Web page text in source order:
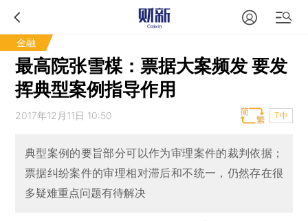
金融
最高院张雪楳：票据大案频发 要发
挥典型案例指导作用
2017年12月11日 10:50 T中
典型案例的要旨部分可以作为审理案件的裁判依据；
票据纠纷案件的审理相对滞后和不统一，仍然存在很
多疑难重点问题有待解决